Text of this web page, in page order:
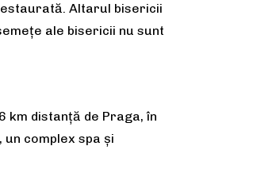
Altarul bisericii
ale bisericii nu sunt
km distanță de Praga, în
complex spa și